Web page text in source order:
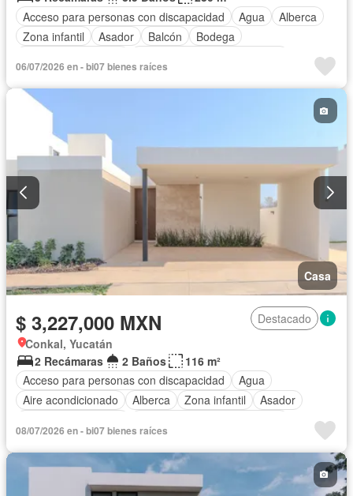
Acceso para personas con discapacidad
Agua
Alberca
Zona infantil
Asador Balcón
Bodega
Cisterna
Cuarto de Limpieza
Electricidad
Jardín
Zonas verdes
06/07/2026 en - bi07 bienes raíces
Casa
$ 3,227,000 MXN
Destacado
Conkal, Yucatán
2 Recámaras
2 Baños
116 m²
Acceso para personas con discapacidad
Agua
Aire acondicionado
Alberca Zona infantil
Asador
Electricidad
Estacionamiento
Zonas verdes
08/07/2026 en - bi07 bienes raíces